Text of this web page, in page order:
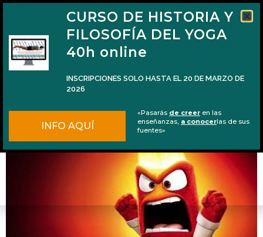
Consejos espirituales sobre controlar la ira
CURSO DE HISTORIA Y
FILOSOFÍA DEL YOGA
40h online
INSCRIPCIONES SOLO HASTA EL 20 DE MARZO DE
2026
INFO AQUÍ
«Pasarás de creer en las
enseñanzas, a conocerlas de sus
fuentes»